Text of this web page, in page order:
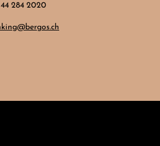
44 284 2020